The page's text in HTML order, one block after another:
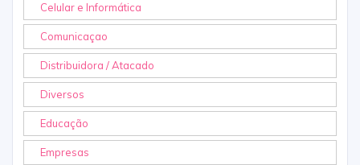
Celular e Informática
Comunicaçao
Distribuidora / Atacado
Diversos
Educação
Empresas